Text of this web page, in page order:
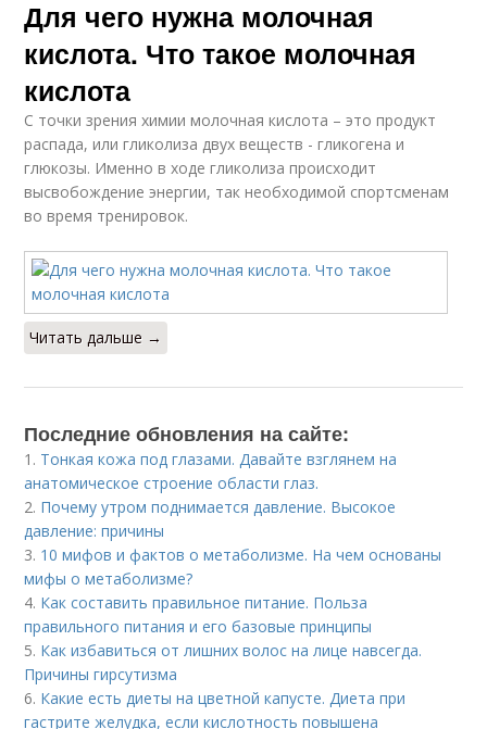
Для чего нужна молочная
кислота. Что такое молочная
кислота
С точки зрения химии молочная кислота – это продукт
распада, или гликолиза двух веществ - гликогена и
глюкозы. Именно в ходе гликолиза происходит
высвобождение энергии, так необходимой спортсменам
во время тренировок.
Читать дальше →
Последние обновления на сайте:
1. Тонкая кожа под глазами. Давайте взглянем на
анатомическое строение области глаз.
2. Почему утром поднимается давление. Высокое
давление: причины
3. 10 мифов и фактов о метаболизме. На чем основаны
мифы о метаболизме?
4. Как составить правильное питание. Польза
правильного питания и его базовые принципы
5. Как избавиться от лишних волос на лице навсегда.
Причины гирсутизма
6. Какие есть диеты на цветной капусте. Диета при
гастрите желудка, если кислотность повышена